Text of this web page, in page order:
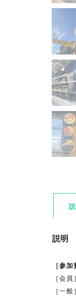
説明
［参加
［会
［一